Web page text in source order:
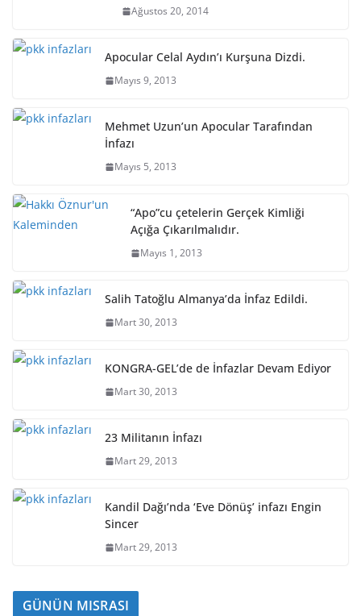
Ağustos 20, 2014
Apocular Celal Aydın’ı Kurşuna Dizdi.
Mayıs 9, 2013
Mehmet Uzun’un Apocular Tarafından
İnfazı
Mayıs 5, 2013
“Apo”cu çetelerin Gerçek Kimliği
Açığa Çıkarılmalıdır.
Mayıs 1, 2013
Salih Tatoğlu Almanya’da İnfaz Edildi.
Mart 30, 2013
KONGRA-GEL’de de İnfazlar Devam Ediyor
Mart 30, 2013
23 Militanın İnfazı
Mart 29, 2013
Kandil Dağı’nda ‘Eve Dönüş’ infazı Engin
Sincer
Mart 29, 2013
GÜNÜN MISRASI